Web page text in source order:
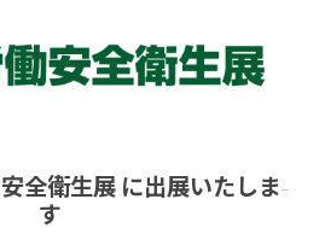
全衛生展 に出展いたしま
す